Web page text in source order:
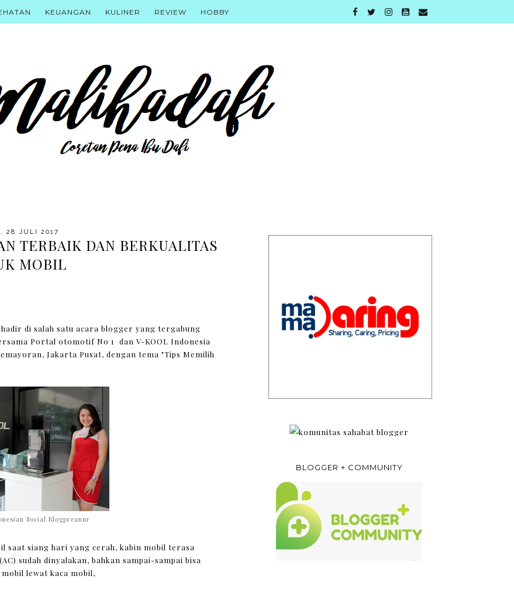
KEUANGAN KULINER REVIEW HOBBY
28 JULI 2017
TERBAIK DAN BERKUALITAS
MOBIL
hadir di salah satu acara blogger yang tergabung
Portal otomotif No 1
dan V-KOOL Indonesia
Jakarta Pusat, dengan tema "Tips Memilih
Social Blogpreanur
saat siang hari yang cerah, kabin mobil terasa
sudah dinyalakan, bahkan sampai-sampai bisa
lewat kaca mobil,
BLOGGER + COMMUNITY